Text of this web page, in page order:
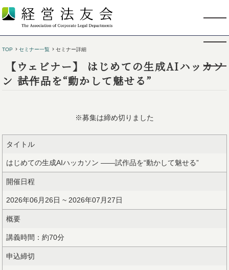
TOP セミナー一覧 セミナー詳細
【ウェビナー】 はじめての生成AIハッカソ
ン ――試作品を“動かして魅せる”
※募集は締め切りました
タイトル
はじめての生成AIハッカソン ――試作品を“動かして魅せる”
開催日程
2026年06月26日 ~ 2026年07月27日
概要
講義時間：約70分
申込締切